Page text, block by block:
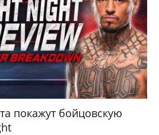
покажут бойцовскую